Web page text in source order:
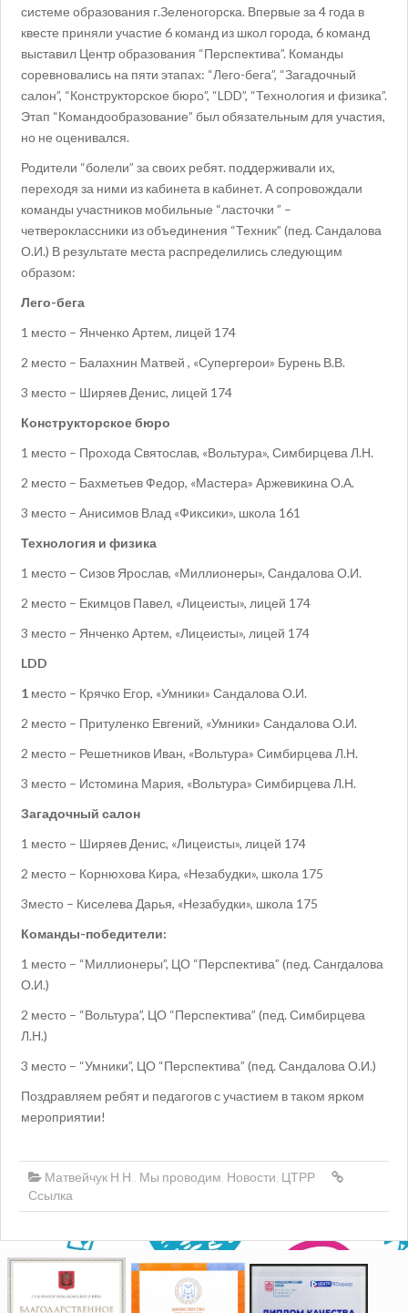
системе образования г.Зеленогорска. Впервые за 4 года в
квесте приняли участие 6 команд из школ города, 6 команд
выставил Центр образования “Перспектива”. Команды
соревновались на пяти этапах: “Лего-бега”, “Загадочный
салон”, “Конструкторское бюро”, “LDD”, “Технология и физика”.
Этап “Командообразование” был обязательным для участия,
но не оценивался.
Родители “болели” за своих ребят. поддерживали их,
переходя за ними из кабинета в кабинет. А сопровождали
команды участников мобильные “ласточки ” –
четвероклассники из объединения “Техник” (пед. Сандалова
О.И.) В результате места распределились следующим
образом:
Лего-бега
1 место – Янченко Артем, лицей 174
2 место – Балахнин Матвей , «Супергерои» Бурень В.В.
3 место – Ширяев Денис, лицей 174
Конструкторское бюро
1 место – Прохода Святослав, «Вольтура», Симбирцева Л.Н.
2 место – Бахметьев Федор, «Мастера» Аржевикина О.А.
3 место – Анисимов Влад «Фиксики», школа 161
Технология и физика
1 место – Сизов Ярослав, «Миллионеры», Сандалова О.И.
2 место – Екимцов Павел, «Лицеисты», лицей 174
3 место – Янченко Артем, «Лицеисты», лицей 174
LDD
1 место – Крячко Егор, «Умники» Сандалова О.И.
2 место – Притуленко Евгений, «Умники» Сандалова О.И.
2 место – Решетников Иван, «Вольтура» Симбирцева Л.Н.
3 место – Истомина Мария, «Вольтура» Симбирцева Л.Н.
Загадочный салон
1 место – Ширяев Денис, «Лицеисты», лицей 174
2 место – Корнюхова Кира, «Незабудки», школа 175
3место – Киселева Дарья, «Незабудки», школа 175
Команды-победители:
1 место – “Миллионеры”, ЦО “Перспектива” (пед. Сангдалова
О.И.)
2 место – “Вольтура”, ЦО “Перспектива” (пед. Симбирцева
Л.Н.)
3 место – “Умники”, ЦО “Перспектива” (пед. Сандалова О.И.)
Поздравляем ребят и педагогов с участием в таком ярком
мероприятии!
Матвейчук Н.Н. Мы проводим Новости ЦТРР
Ссылка